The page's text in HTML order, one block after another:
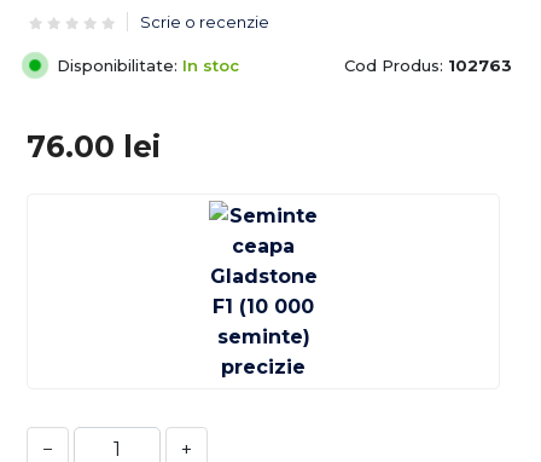
Scrie o recenzie
Disponibilitate: In stoc Cod Produs: 102763
76.00 lei
− +